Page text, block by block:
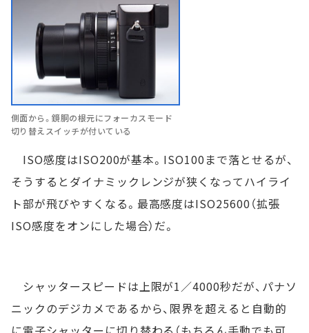
側面から。鏡胴の根元にフォーカスモード
切り替えスイッチが付いている
ISO感度はISO200が基本。ISO100まで落とせるが、
そうするとダイナミックレンジが狭くなってハイライ
ト部が飛びやすくなる。最高感度はISO25600（拡張
ISO感度をオンにした場合）だ。
シャッタースピードは上限が1／4000秒だが、パナソ
ニックのデジカメであるから、限界を超えると自動的